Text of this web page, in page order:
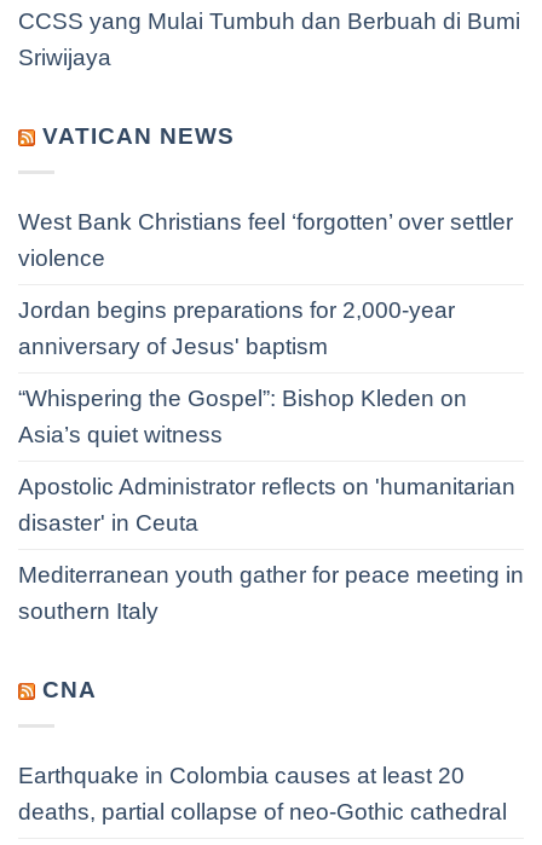
CCSS yang Mulai Tumbuh dan Berbuah di Bumi
Sriwijaya
VATICAN NEWS
West Bank Christians feel ‘forgotten’ over settler
violence
Jordan begins preparations for 2,000-year
anniversary of Jesus' baptism
“Whispering the Gospel”: Bishop Kleden on
Asia’s quiet witness
Apostolic Administrator reflects on 'humanitarian
disaster' in Ceuta
Mediterranean youth gather for peace meeting in
southern Italy
CNA
Earthquake in Colombia causes at least 20
deaths, partial collapse of neo-Gothic cathedral